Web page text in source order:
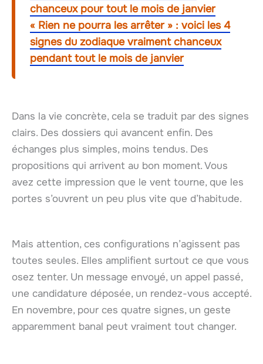
chanceux pour tout le mois de janvier
« Rien ne pourra les arrêter » : voici les 4
signes du zodiaque vraiment chanceux
pendant tout le mois de janvier
Dans la vie concrète, cela se traduit par des signes
clairs. Des dossiers qui avancent enfin. Des
échanges plus simples, moins tendus. Des
propositions qui arrivent au bon moment. Vous
avez cette impression que le vent tourne, que les
portes s’ouvrent un peu plus vite que d’habitude.
Mais attention, ces configurations n’agissent pas
toutes seules. Elles amplifient surtout ce que vous
osez tenter. Un message envoyé, un appel passé,
une candidature déposée, un rendez-vous accepté.
En novembre, pour ces quatre signes, un geste
apparemment banal peut vraiment tout changer.